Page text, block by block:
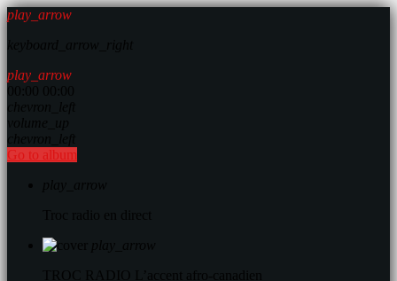
play_arrow
play_arrow
Go to album